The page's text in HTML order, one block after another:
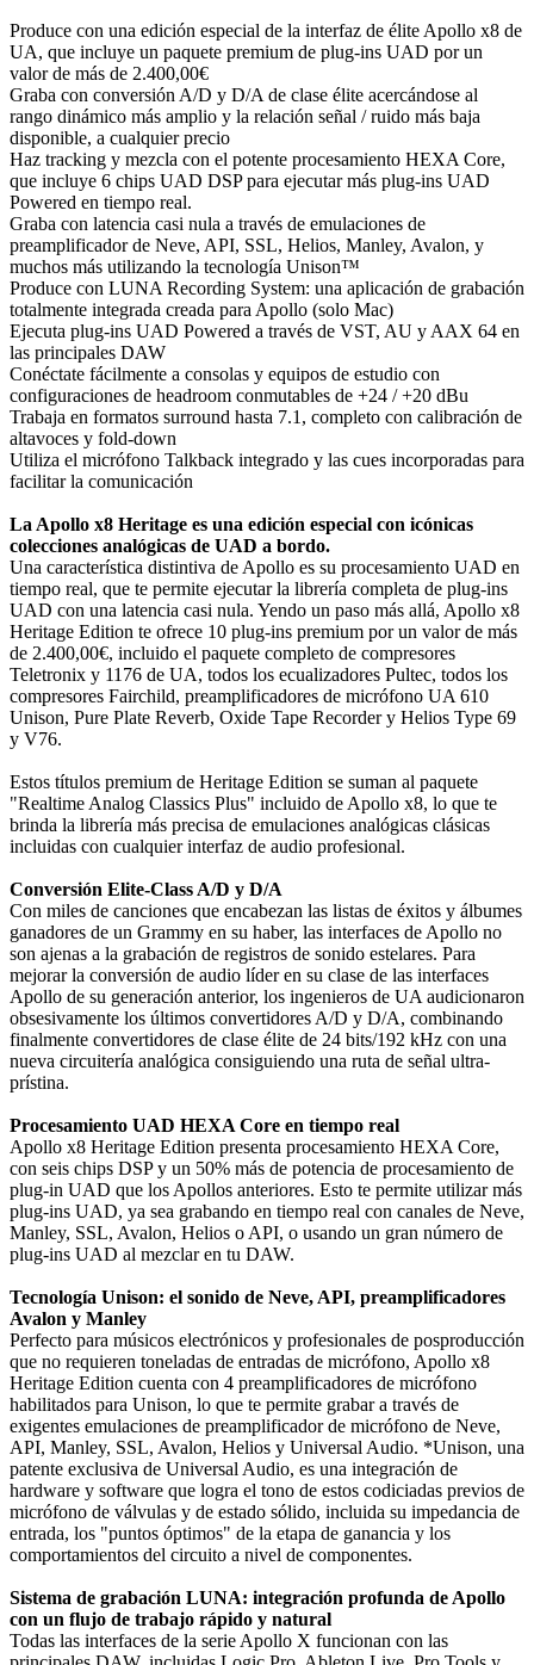
Produce con una edición especial de la interfaz de élite Apollo x8 de
UA, que incluye un paquete premium de plug-ins UAD por un
valor de más de 2.400,00€
Graba con conversión A/D y D/A de clase élite acercándose al
rango dinámico más amplio y la relación señal / ruido más baja
disponible, a cualquier precio
Haz tracking y mezcla con el potente procesamiento HEXA Core,
que incluye 6 chips UAD DSP para ejecutar más plug-ins UAD
Powered en tiempo real.
Graba con latencia casi nula a través de emulaciones de
preamplificador de Neve, ​​API, SSL, Helios, Manley, Avalon, y
muchos más utilizando la tecnología Unison™
Produce con LUNA Recording System: una aplicación de grabación
totalmente integrada creada para Apollo (solo Mac)
Ejecuta plug-ins UAD Powered a través de VST, AU y AAX 64 en
las principales DAW
Conéctate fácilmente a consolas y equipos de estudio con
configuraciones de headroom conmutables de +24 / +20 dBu
Trabaja en formatos surround hasta 7.1, completo con calibración de
altavoces y fold-down
Utiliza el micrófono Talkback integrado y las cues incorporadas para
facilitar la comunicación
La Apollo x8 Heritage es una edición especial con icónicas
colecciones analógicas de UAD a bordo.
Una característica distintiva de Apollo es su procesamiento UAD en
tiempo real, que te permite ejecutar la librería completa de plug-ins
UAD con una latencia casi nula. Yendo un paso más allá, Apollo x8
Heritage Edition te ofrece 10 plug-ins premium por un valor de más
de 2.400,00€, incluido el paquete completo de compresores
Teletronix y 1176 de UA, todos los ecualizadores Pultec, todos los
compresores Fairchild, preamplificadores de micrófono UA 610
Unison, Pure Plate Reverb, Oxide Tape Recorder y Helios Type 69
y V76.
Estos títulos premium de Heritage Edition se suman al paquete
"Realtime Analog Classics Plus" incluido de Apollo x8, lo que te
brinda la librería más precisa de emulaciones analógicas clásicas
incluidas con cualquier interfaz de audio profesional.
Conversión Elite-Class A/D y D/A
Con miles de canciones que encabezan las listas de éxitos y álbumes
ganadores de un Grammy en su haber, las interfaces de Apollo no
son ajenas a la grabación de registros de sonido estelares. Para
mejorar la conversión de audio líder en su clase de las interfaces
Apollo de su generación anterior, los ingenieros de UA audicionaron
obsesivamente los últimos convertidores A/D y D/A, combinando
finalmente convertidores de clase élite de 24 bits/192 kHz con una
nueva circuitería analógica consiguiendo una ruta de señal ultra-
prístina.
Procesamiento UAD HEXA Core en tiempo real
Apollo x8 Heritage Edition presenta procesamiento HEXA Core,
con seis chips DSP y un 50% más de potencia de procesamiento de
plug-in UAD que los Apollos anteriores. Esto te permite utilizar más
plug-ins UAD, ya sea grabando en tiempo real con canales de Neve,
Manley, SSL, Avalon, Helios o API, o usando un gran número de
plug-ins UAD al mezclar en tu DAW.
Tecnología Unison: el sonido de Neve, API, preamplificadores
Avalon y Manley
Perfecto para músicos electrónicos y profesionales de posproducción
que no requieren toneladas de entradas de micrófono, Apollo x8
Heritage Edition cuenta con 4 preamplificadores de micrófono
habilitados para Unison, lo que te permite grabar a través de
exigentes emulaciones de preamplificador de micrófono de Neve,
API, Manley, SSL, Avalon, Helios y Universal Audio. *Unison, una
patente exclusiva de Universal Audio, es una integración de
hardware y software que logra el tono de estos codiciadas previos de
micrófono de válvulas y de estado sólido, incluida su impedancia de
entrada, los "puntos óptimos" de la etapa de ganancia y los
comportamientos del circuito a nivel de componentes.
Sistema de grabación LUNA: integración profunda de Apollo
con un flujo de trabajo rápido y natural
Todas las interfaces de la serie Apollo X funcionan con las